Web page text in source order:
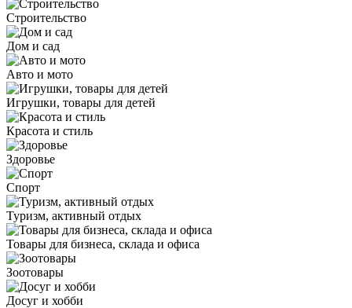
Строительство
Дом и сад
Авто и мото
Игрушки, товары для детей
Красота и стиль
Здоровье
Спорт
Туризм, активный отдых
Товары для бизнеса, склада и офиса
Зоотовары
Досуг и хобби